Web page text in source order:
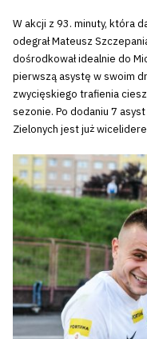
W akcji z 93. minuty, która
odegrał Mateusz
dośrodkował idealnie do
pierwszą asystę w swoim
zwycięskiego trafienia
sezonie. Po dodaniu 7
Zielonych jest już